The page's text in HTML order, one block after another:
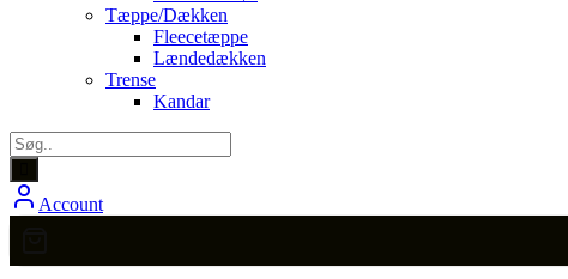
Tæppe/Dækken
Fleecetæppe
Lændedækken
Trense
Kandar
Account